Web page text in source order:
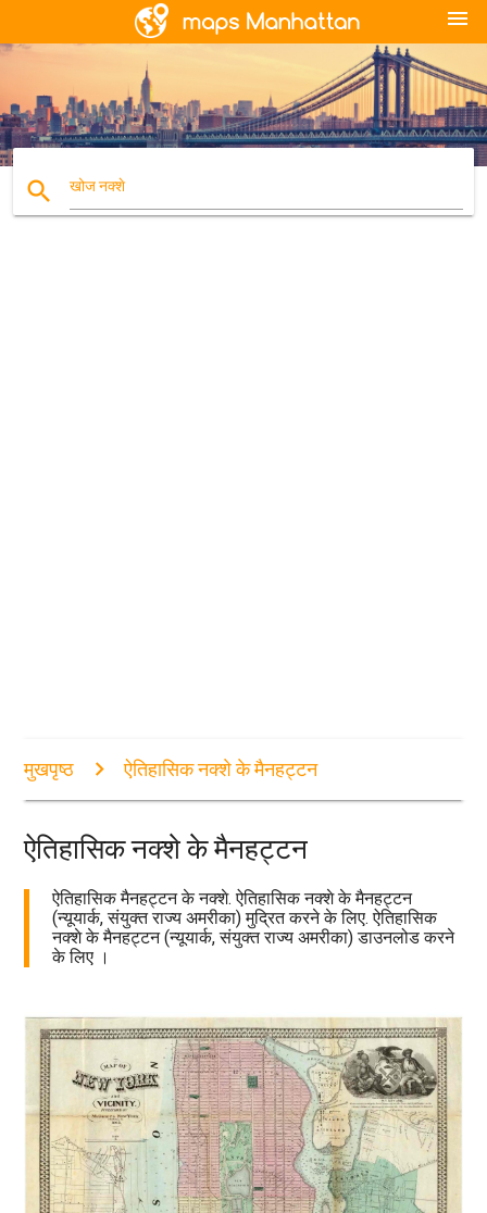
menu
search खोज नक्शे
मुखपृष्ठ ऐतिहासिक नक्शे के मैनहट्टन
ऐतिहासिक नक्शे के मैनहट्टन
ऐतिहासिक मैनहट्टन के नक्शे. ऐतिहासिक नक्शे के मैनहट्टन
(न्यूयार्क, संयुक्त राज्य अमरीका) मुद्रित करने के लिए. ऐतिहासिक
नक्शे के मैनहट्टन (न्यूयार्क, संयुक्त राज्य अमरीका) डाउनलोड करने
के लिए ।